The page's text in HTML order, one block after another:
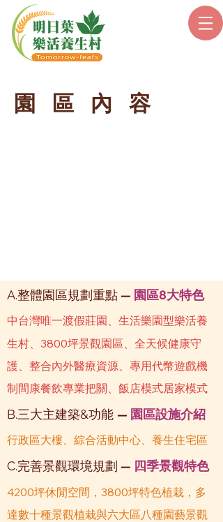
園區內容
A.整體園區規劃重點 — 園區8大特色
中台灣唯一渡假莊園、生活樂園型樂活養
生村、 3800坪景觀園區、全天候健康守
護、整合內外醫療資源、專用代幣遊戲機
制​間康餐飲專業把關、飯店模式居家模式
B.三大主建築&功能 — 園區設施介紹
行政區大樓、綜合活動中心、養生住宅區
C.完善景觀環境規劃 — 四季景觀特色
4200坪休閒空間， 3800坪特色植栽，多
達數十種景觀植栽與六大區八種園藝景觀